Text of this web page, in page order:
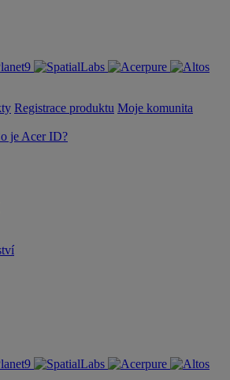
Registrace produktu Moje komunita
je Acer ID?